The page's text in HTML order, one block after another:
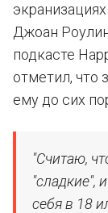
Джоан
подкасте
отметил, что
ему до сих
"Считаю,
"сладкие",
себя в 18